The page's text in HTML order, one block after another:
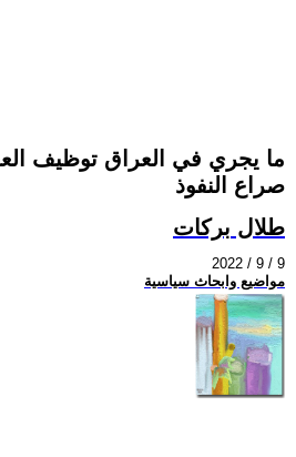
ما يجري في العراق توظيف
صراع النفوذ
طلال بركات
2022 / 9 / 9
مواضيع وابحاث سياسية